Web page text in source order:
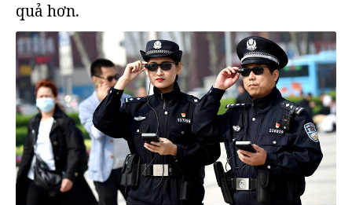
quả hơn.